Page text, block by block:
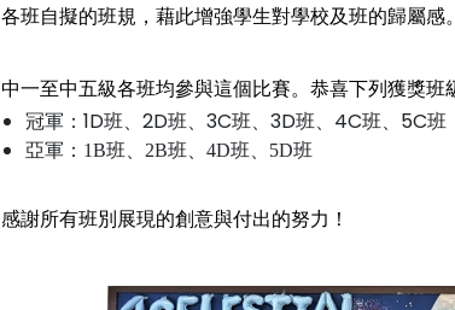
各班自擬的班規，藉此增強學生對學校及班的歸屬感。
中一至中五級各班均參與這個比賽。恭喜下列獲獎班
冠軍：1D班、2D班、3C班、3D班、4C班、5C班
亞軍：1B班、2B班、4D班、5D班
感謝所有班別展現的創意與付出的努力！